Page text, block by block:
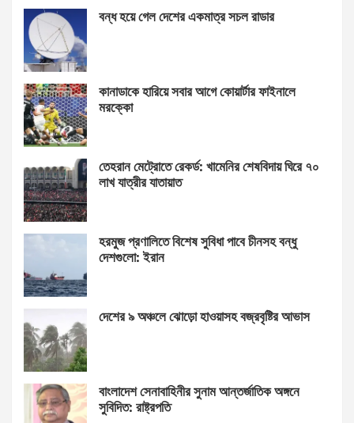
বন্ধ হয়ে গেল দেশের একমাত্র সচল রাডার
কানাডাকে হারিয়ে সবার আগে কোয়ার্টার ফাইনালে
মরক্কো
তেহরান মেট্রোতে রেকর্ড: খামেনির শেষবিদায় ঘিরে ৭০
লাখ যাত্রীর যাতায়াত
হরমুজ প্রণালিতে বিশেষ সুবিধা পাবে চীনসহ বন্ধু
দেশগুলো: ইরান
দেশের ৯ অঞ্চলে ঝোড়ো হাওয়াসহ বজ্রবৃষ্টির আভাস
বাংলাদেশ সেনাবাহিনীর সুনাম আন্তর্জাতিক অঙ্গনে
সুবিদিত: রাষ্ট্রপতি